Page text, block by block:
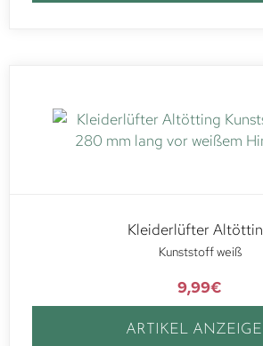
Kleiderlüfter
Kunststoff weiß
9,99€
ARTIKEL